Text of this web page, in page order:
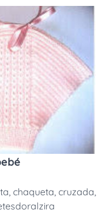
, chaqueta, cruzada,